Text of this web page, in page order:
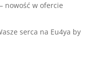
nowość w ofercie
serca na Eu4ya by